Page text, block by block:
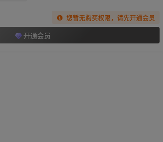
您暂无购买权限，请先开通会员
开通会员